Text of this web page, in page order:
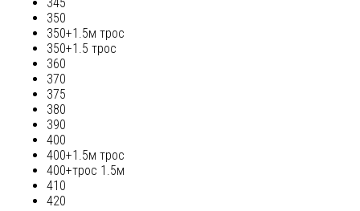
345
350
350+1.5м трос
350+1.5 трос
360
370
375
380
390
400
400+1.5м трос
400+трос 1.5м
410
420